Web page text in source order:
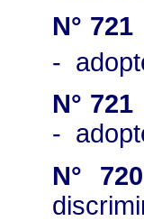
N° 721
-
N° 721
-
N° 720